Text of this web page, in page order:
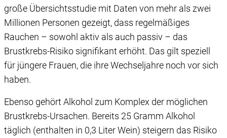
große Übersichtsstudie mit Daten von mehr als zwei
Millionen Personen gezeigt, dass regelmäßiges
Rauchen – sowohl aktiv als auch passiv – das
Brustkrebs-Risiko signifikant erhöht. Das gilt speziell
für jüngere Frauen, die ihre Wechseljahre noch vor sich
haben.
Ebenso gehört Alkohol zum Komplex der möglichen
Brustkrebs-Ursachen. Bereits 25 Gramm Alkohol
täglich (enthalten in 0,3 Liter Wein) steigern das Risiko